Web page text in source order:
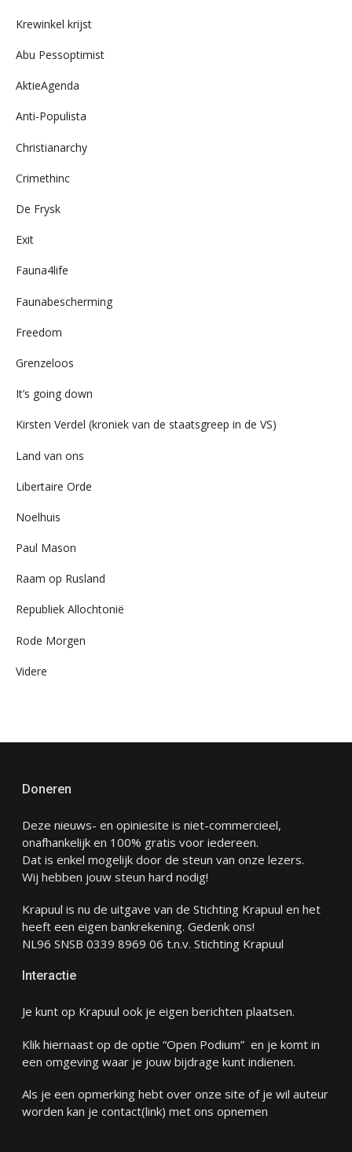
Krewinkel krijst
Abu Pessoptimist
AktieAgenda
Anti-Populista
Christianarchy
Crimethinc
De Frysk
Exit
Fauna4life
Faunabescherming
Freedom
Grenzeloos
It’s going down
Kirsten Verdel (kroniek van de staatsgreep in de VS)
Land van ons
Libertaire Orde
Noelhuis
Paul Mason
Raam op Rusland
Republiek Allochtonië
Rode Morgen
Videre
Doneren
Deze nieuws- en opiniesite is niet-commercieel,
onafhankelijk en 100% gratis voor iedereen.
Dat is enkel mogelijk door de steun van onze lezers.
Wij hebben jouw steun hard nodig!
Krapuul is nu de uitgave van de Stichting Krapuul en het
heeft een eigen bankrekening. Gedenk ons!
NL96 SNSB 0339 8969 06 t.n.v. Stichting Krapuul
Interactie
Je kunt op Krapuul ook je eigen berichten plaatsen.
Klik hiernaast op de optie “Open Podium” en je komt in
een omgeving waar je jouw bijdrage kunt indienen.
Als je een opmerking hebt over onze site of je wil auteur
worden kan je contact(link) met ons opnemen